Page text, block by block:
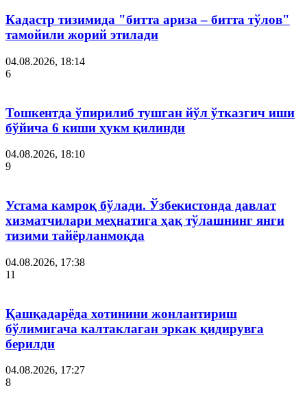
Кадастр тизимида "битта ариза – битта тўлов"
тамойили жорий этилади
04.08.2026, 18:14
6
Тошкентда ўпирилиб тушган йўл ўтказгич иши
бўйича 6 киши ҳукм қилинди
04.08.2026, 18:10
9
Устама камроқ бўлади. Ўзбекистонда давлат
хизматчилари меҳнатига ҳақ тўлашнинг янги
тизими тайёрланмоқда
04.08.2026, 17:38
11
Қашқадарёда хотинини жонлантириш
бўлимигача калтаклаган эркак қидирувга
берилди
04.08.2026, 17:27
8